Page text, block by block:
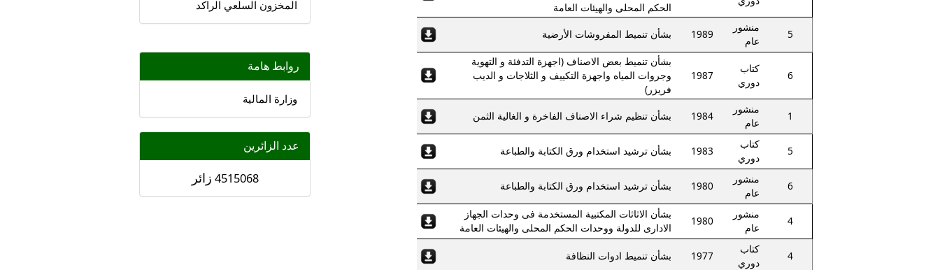
الحكم المحلى والهيئات العامة
5
منشور
عام
1989 بشأن تنميط المفروشات الأرضية
6
كتاب
دوري
1987
بشأن تنميط بعض الاصناف (اجهزة التدفئة و التهوية
وجروات المياه واجهزة التكييف و الثلاجات و الديب
فريزر)
1
منشور
عام
1984 بشأن تنظيم شراء الاصناف الفاخرة و الغالية الثمن
5
كتاب
دوري
1983 بشأن ترشيد استخدام ورق الكتابة والطباعة
6
منشور
عام
1980 بشأن ترشيد استخدام ورق الكتابة والطباعة
4
منشور
عام
1980
بشأن الاثاثات المكتبية المستخدمة فى وحدات الجهاز
الادارى للدولة ووحدات الحكم المحلى والهيئات العامة
4
كتاب
دوري
1977 بشأن تنميط ادوات النظافة
المخزون السلعي الراكد
روابط هامة
وزارة المالية
عدد الزائرين
4515068 زائر